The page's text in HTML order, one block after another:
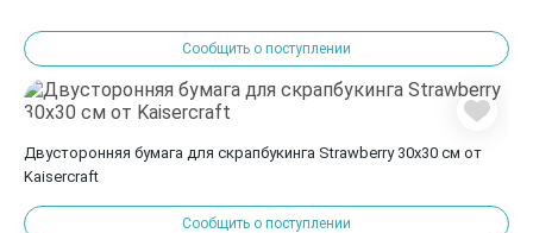
Сообщить о поступлении
Двусторонняя бумага для скрапбукинга Strawberry 30х30 см от
Kaisercraft
Сообщить о поступлении